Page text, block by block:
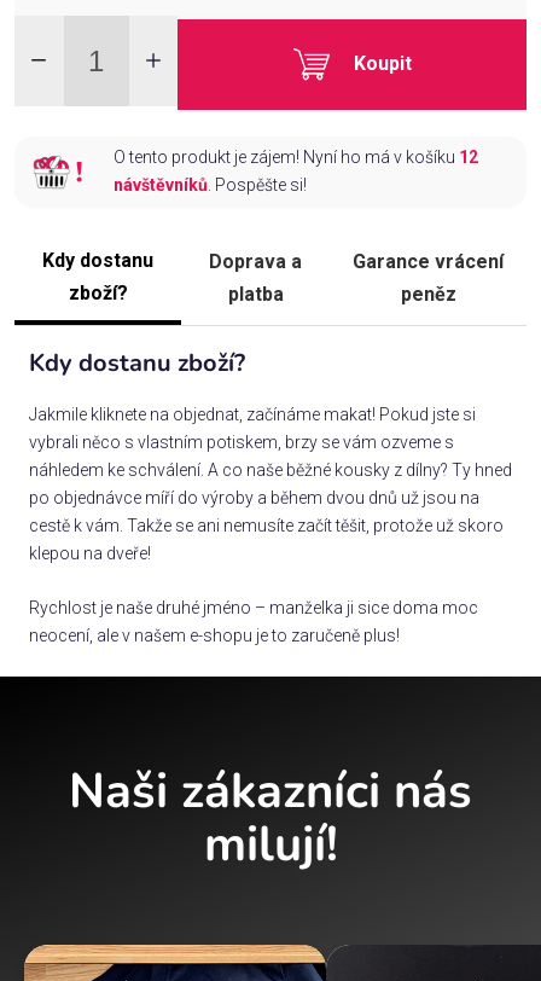
Koupit
O tento produkt je zájem! Nyní ho má v košíku 12
návštěvníků. Pospěšte si!
Kdy dostanu
zboží?
Doprava a
platba
Garance vrácení
peněz
Kdy dostanu zboží?
Jakmile kliknete na objednat, začínáme makat! Pokud jste si
vybrali něco s vlastním potiskem, brzy se vám ozveme s
náhledem ke schválení. A co naše běžné kousky z dílny? Ty hned
po objednávce míří do výroby a během dvou dnů už jsou na
cestě k vám. Takže se ani nemusíte začít těšit, protože už skoro
klepou na dveře!
Rychlost je naše druhé jméno – manželka ji sice doma moc
neocení, ale v našem e-shopu je to zaručeně plus!
Naši zákazníci nás
milují!